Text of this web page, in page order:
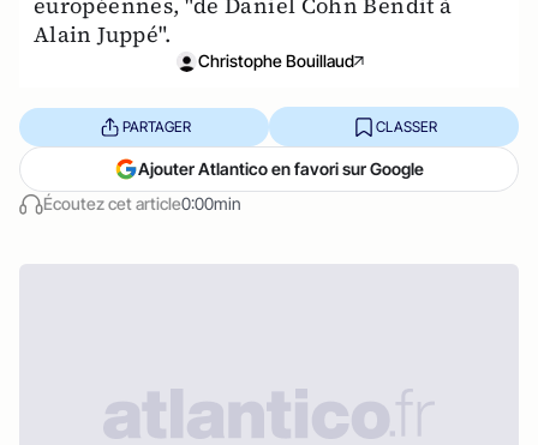
Alain Juppé".
Christophe Bouillaud
Écoutez cet article0:00min
PARTAGER CLASSER
Ajouter Atlantico en favori sur Google